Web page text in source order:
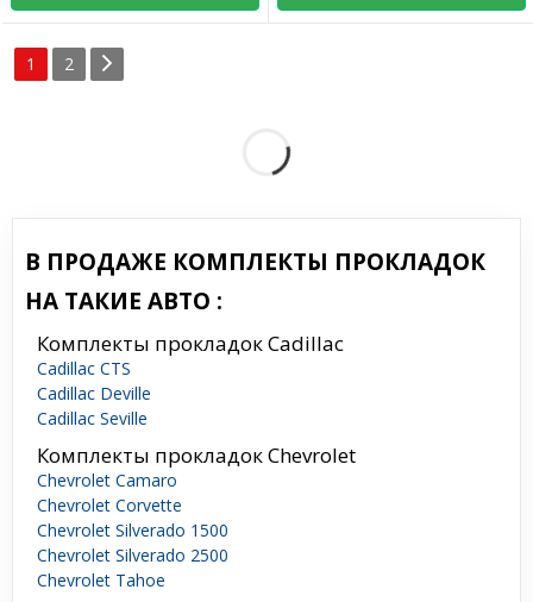
1 2
В ПРОДАЖЕ КОМПЛЕКТЫ ПРОКЛАДОК
НА ТАКИЕ АВТО :
Комплекты прокладок Cadillac
Cadillac CTS
Cadillac Deville
Cadillac Seville
Комплекты прокладок Chevrolet
Chevrolet Camaro
Chevrolet Corvette
Chevrolet Silverado 1500
Chevrolet Silverado 2500
Chevrolet Tahoe